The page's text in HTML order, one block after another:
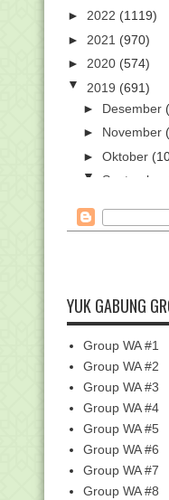
► 2022 (1119)
► 2021 (970)
► 2020 (574)
▼ 2019 (691)
► Desember
► November
► Oktober
▼ September
Vokalis
Surat
126
Surat
Dana
Surat
PEDOMAN
YUK GABUNG
Group WA #1
Group WA #2
Group WA #3
Group WA #4
Group WA #5
Group WA #6
Group WA #7
Group WA #8